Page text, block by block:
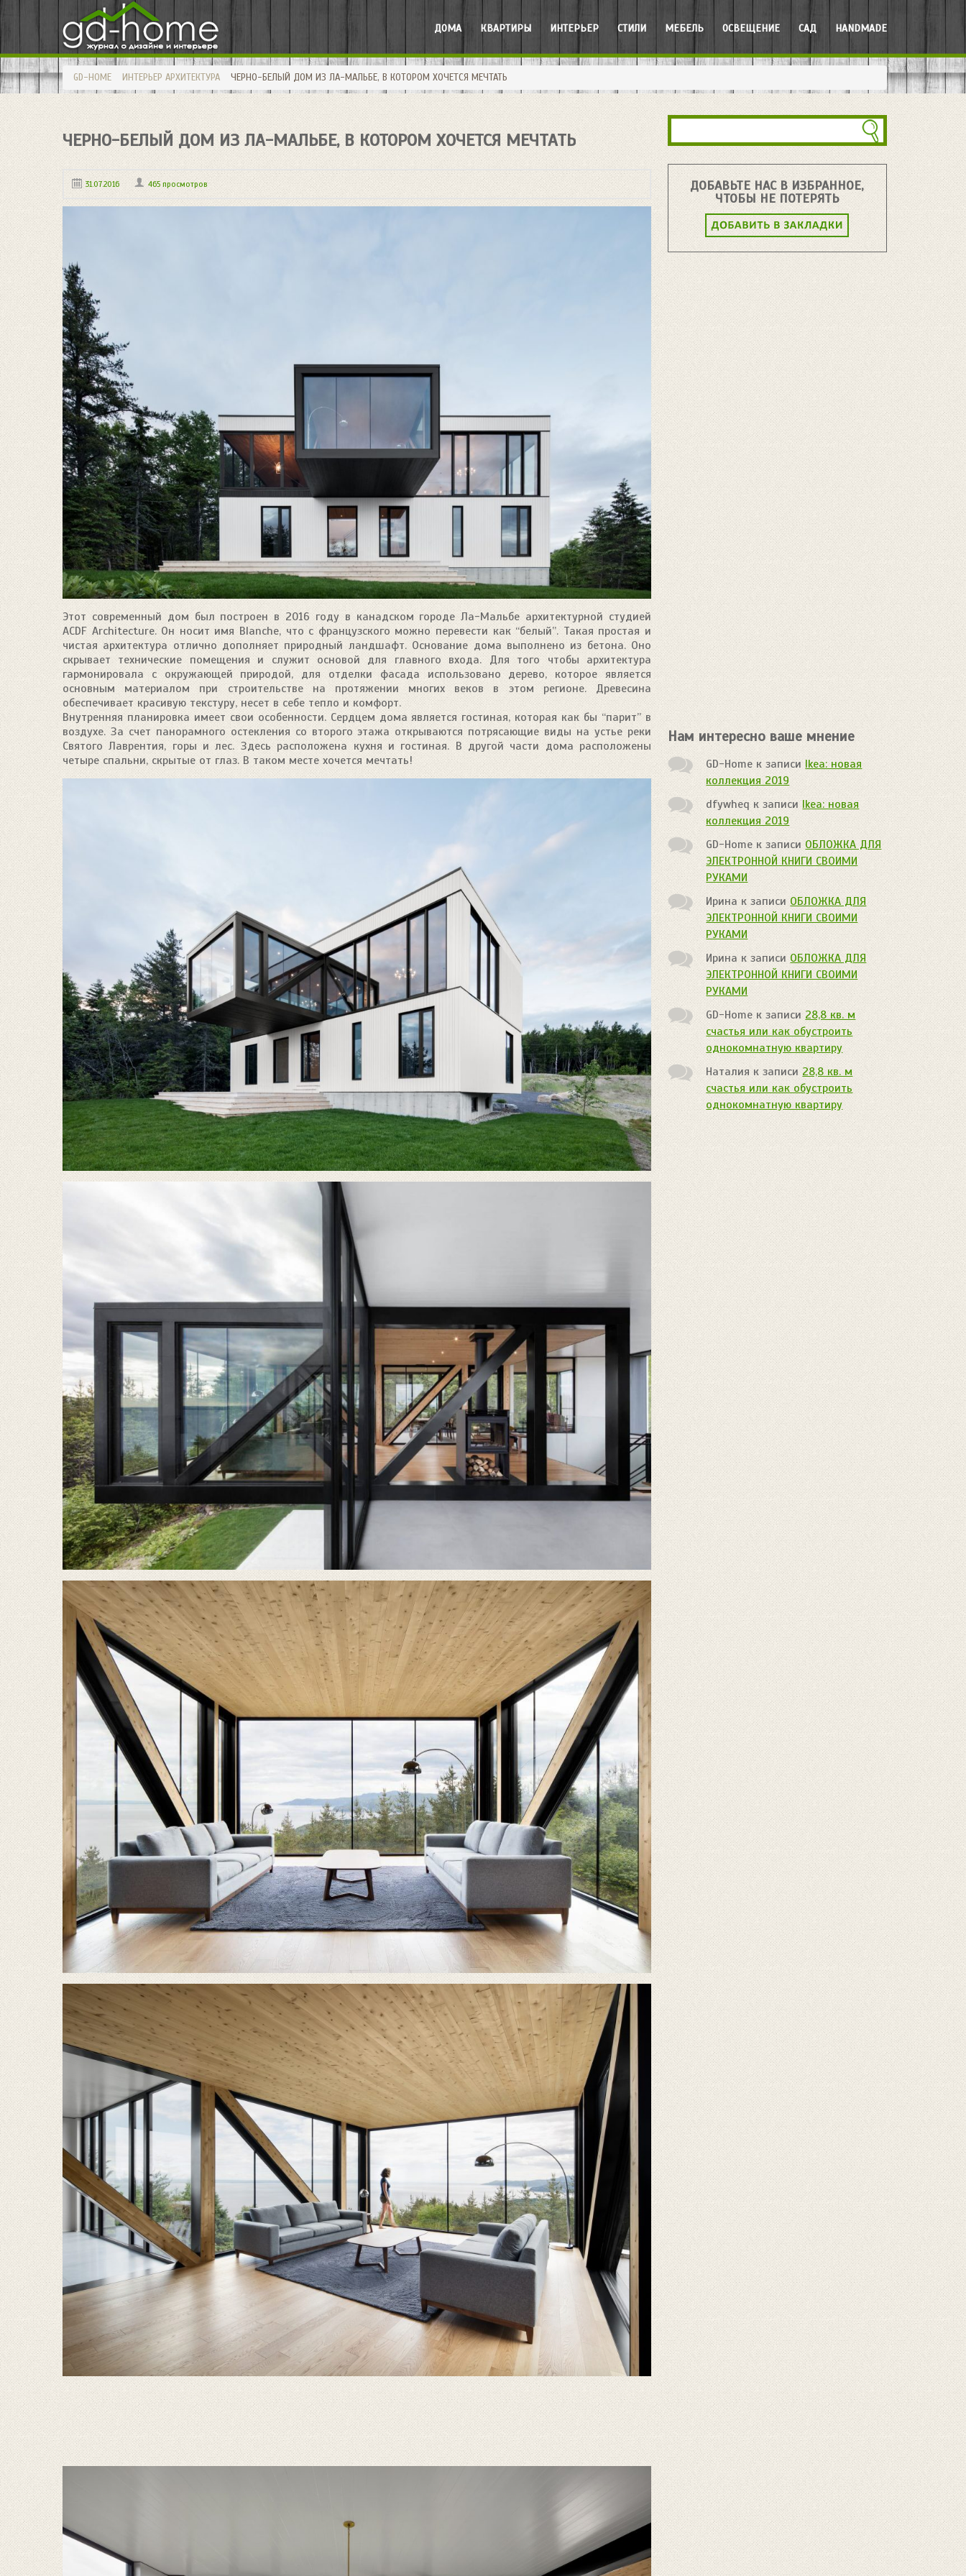
ДОМА КВАРТИРЫ ИНТЕРЬЕР СТИЛИ МЕБЕЛЬ ОСВЕЩЕНИЕ САД HANDMADE
GD-HOME ИНТЕРЬЕР АРХИТЕКТУРА ЧЕРНО-БЕЛЫЙ ДОМ ИЗ ЛА-МАЛЬБЕ, В КОТОРОМ ХОЧЕТСЯ МЕЧТАТЬ
ЧЕРНО-БЕЛЫЙ ДОМ ИЗ ЛА-МАЛЬБЕ, В КОТОРОМ ХОЧЕТСЯ МЕЧТАТЬ
31.07.2016 465 просмотров
Этот современный дом был построен в 2016 году в канадском городе Ла-Мальбе архитектурной студией
ACDF Architecture. Он носит имя Blanche, что с французского можно перевести как “белый”. Такая простая и
чистая архитектура отлично дополняет природный ландшафт. Основание дома выполнено из бетона. Оно
скрывает технические помещения и служит основой для главного входа. Для того чтобы архитектура
гармонировала с окружающей природой, для отделки фасада использовано дерево, которое является
основным материалом при строительстве на протяжении многих веков в этом регионе. Древесина
обеспечивает красивую текстуру, несет в себе тепло и комфорт.
Внутренняя планировка имеет свои особенности. Сердцем дома является гостиная, которая как бы “парит” в
воздухе. За счет панорамного остекления со второго этажа открываются потрясающие виды на устье реки
Святого Лаврентия, горы и лес. Здесь расположена кухня и гостиная. В другой части дома расположены
четыре спальни, скрытые от глаз. В таком месте хочется мечтать!
ДОБАВЬТЕ НАС В ИЗБРАННОЕ,
ЧТОБЫ НЕ ПОТЕРЯТЬ
Нам интересно ваше мнение
GD-Homeк записиIkea: новая
коллекция 2019
dfywheq к записиIkea: новая
коллекция 2019
GD-Homeк записиОБЛОЖКА ДЛЯ
ЭЛЕКТРОННОЙ КНИГИ СВОИМИ
РУКАМИ
Иринак записиОБЛОЖКА ДЛЯ
ЭЛЕКТРОННОЙ КНИГИ СВОИМИ
РУКАМИ
Иринак записиОБЛОЖКА ДЛЯ
ЭЛЕКТРОННОЙ КНИГИ СВОИМИ
РУКАМИ
GD-Home к записи28,8 кв. м
счастья или как обустроить
однокомнатную квартиру
Наталия к записи 28,8 кв. м
счастья или как обустроить
однокомнатную квартиру